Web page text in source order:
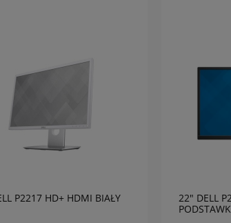
P2217 HD+ HDMI BIAŁY
22" DELL